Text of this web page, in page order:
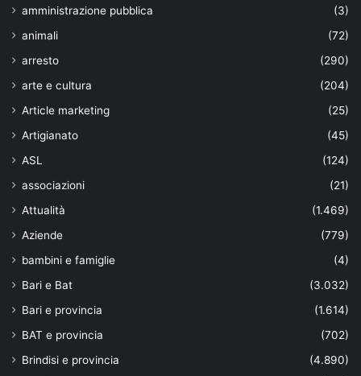
amministrazione pubblica
(3)
animali
(72)
arresto
(290)
arte e cultura
(204)
Article marketing
(25)
Artigianato
(45)
ASL
(124)
associazioni
(21)
Attualità
(1.469)
Aziende
(779)
bambini e famiglie
(4)
Bari e Bat
(3.032)
Bari e provincia
(1.614)
BAT e provincia
(702)
Brindisi e provincia
(4.890)